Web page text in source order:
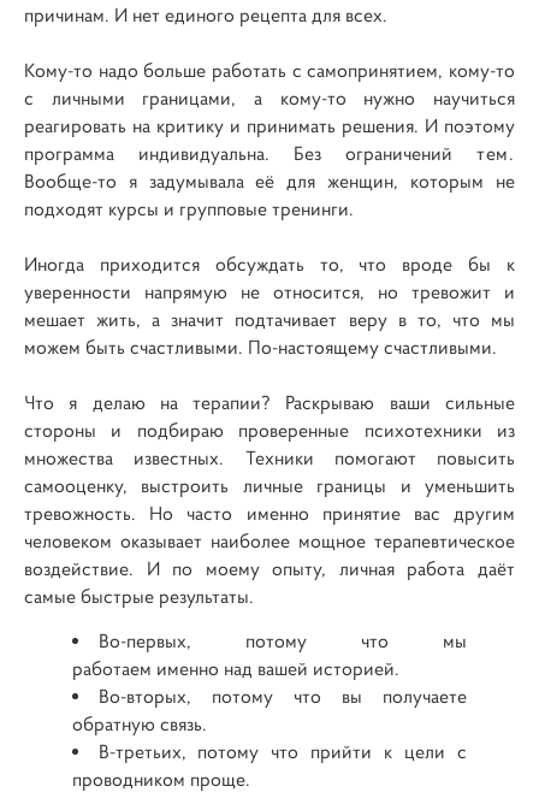
причинам. И нет единого рецепта для всех.
Кому-то надо больше работать с самопринятием, кому-то
с личными границами, а кому-то нужно научиться
реагировать на критику и принимать решения. И поэтому
программа индивидуальна. Без ограничений тем.
Вообще-то я задумывала её для женщин, которым не
подходят курсы и групповые тренинги.
Иногда приходится обсуждать то, что вроде бы к
уверенности напрямую не относится, но тревожит и
мешает жить, а значит подтачивает веру в то, что мы
можем быть счастливыми. По-настоящему счастливыми.
Что я делаю на терапии? Раскрываю ваши сильные
стороны и подбираю проверенные психотехники из
множества известных. Техники помогают повысить
самооценку, выстроить личные границы и уменьшить
тревожность. Но часто именно принятие вас другим
человеком оказывает наиболее мощное терапевтическое
воздействие. И по моему опыту, личная работа даёт
самые быстрые результаты.
Во-первых, потому что мы
работаем именно над вашей историей.
Во-вторых, потому что вы получаете
обратную связь.
В-третьих, потому что прийти к цели с
проводником проще.